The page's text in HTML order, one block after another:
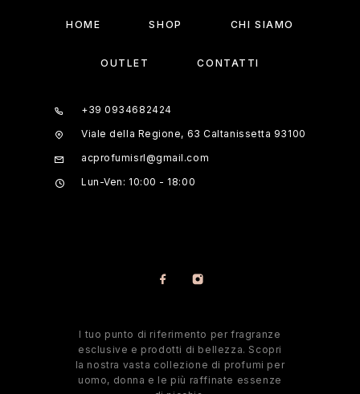
HOME SHOP CHI SIAMO
OUTLET CONTATTI
+39 0934682424
Viale della Regione, 63 Caltanissetta 93100
acprofumisrl@gmail.com
Lun-Ven: 10:00 - 18:00
l tuo punto di riferimento per fragranze
esclusive e prodotti di bellezza. Scopri
la nostra vasta collezione di profumi per
uomo, donna e le più raffinate essenze